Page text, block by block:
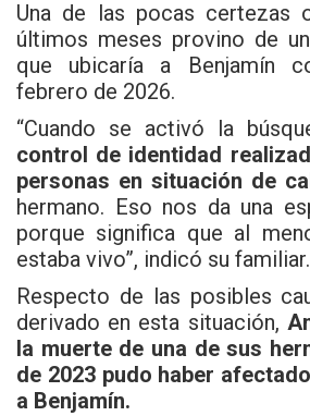
Una de las pocas certezas
últimos meses provino de un
que ubicaría a Benjamín
febrero de 2026.
“Cuando se activó la
control de identidad
personas en situación de
hermano. Eso nos da una
porque significa que al
estaba vivo”, indicó su familiar.
Respecto de las posibles
derivado en esta situación,
la muerte de una de sus
de 2023 pudo haber
a Benjamín.